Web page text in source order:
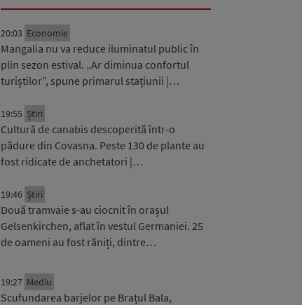
20:03 Economie
Mangalia nu va reduce iluminatul public în
plin sezon estival. „Ar diminua confortul
turiștilor”, spune primarul stațiunii |…
19:55 Știri
Cultură de canabis descoperită într-o
pădure din Covasna. Peste 130 de plante au
fost ridicate de anchetatori |…
19:46 Știri
Două tramvaie s-au ciocnit în orașul
Gelsenkirchen, aflat în vestul Germaniei. 25
de oameni au fost răniți, dintre…
19:27 Mediu
Scufundarea barjelor pe Brațul Bala,